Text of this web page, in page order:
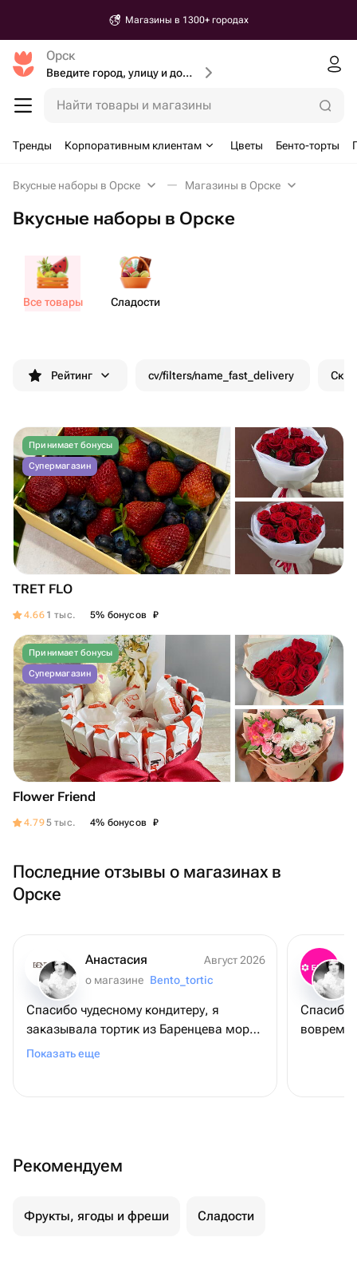
Магазины в 1300+ городах
Орск
Введите город, улицу и дом доставки
Найти товары и магазины
Тренды Корпоративным клиентам Цветы Бенто-торты
Вкусные наборы в Орске Магазины в Орске
Вкусные наборы в Орске
Все товары Сладости
Рейтинг cv/filters/name_fast_delivery
Принимает бонусы
Супермагазин
TRET FLO
4.66 1 тыс. 5% бонусов ₽
Принимает бонусы
Супермагазин
Flower Friend
4.795 тыс. 4% бонусов ₽
Последние отзывы о магазинах в
Орске
Анастасия
Август 2026
о магазине Bento_tortic
Спасибо чудесному кондитеру, я
заказывала тортик из Баренцева моря))
Сегодня был юбилей у нашей
именинницу! СПАСИБО!
Показать еще
Спасибо,
Рекомендуем
Фрукты, ягоды и фреши Сладости